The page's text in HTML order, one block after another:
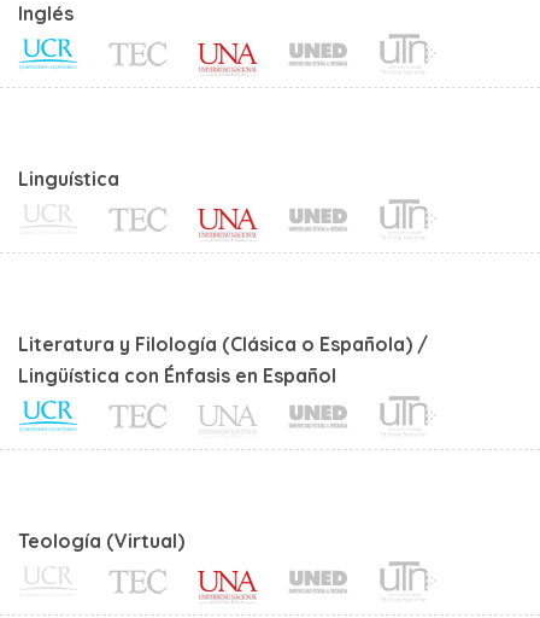
Inglés
Linguística
Literatura y Filología (Clásica o Española) /
Lingüística con Énfasis en Español
Teología (Virtual)